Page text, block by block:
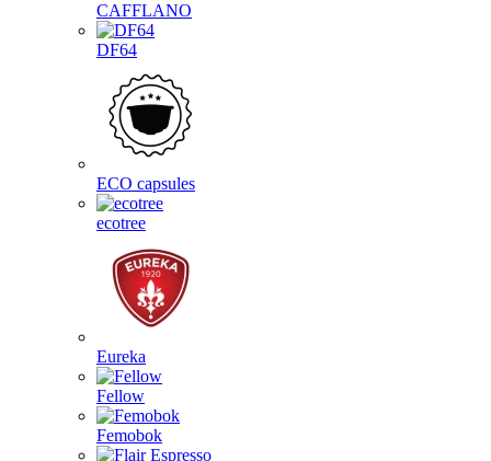
CAFFLANO
DF64
ECO capsules
ecotree
Eureka
Fellow
Femobok